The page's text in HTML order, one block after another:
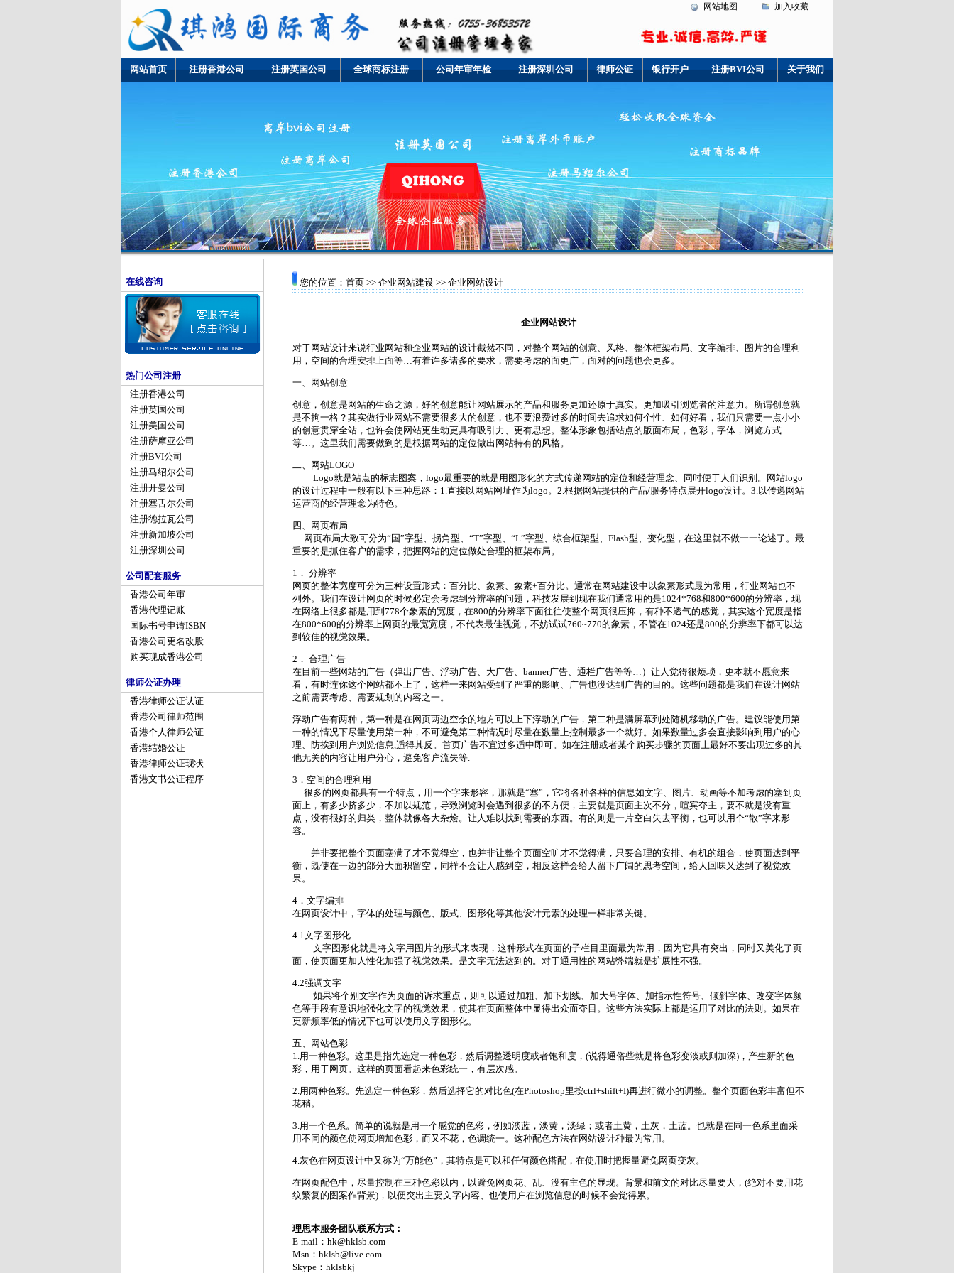
网站地图 加入收藏
网站首页 注册香港公司 注册英国公司 全球商标注册 公司年审年检 注册深圳公司 律师公证 银行开户 注册BVI公司 关于我们
在线咨询
热门公司注册
注册香港公司
注册英国公司
注册美国公司
注册萨摩亚公司
注册BVI公司
注册马绍尔公司
注册开曼公司
注册塞舌尔公司
注册德拉瓦公司
注册新加坡公司
注册深圳公司
公司配套服务
香港公司年审
香港代理记账
国际书号申请ISBN
香港公司更名改股
购买现成香港公司
律师公证办理
香港律师公证认证
香港公司律师范围
香港个人律师公证
香港结婚公证
香港律师公证现状
香港文书公证程序
您的位置： 首页 >> 企业网站建设 >> 企业网站设计
企业网站设计
对于网站设计来说行业网站和企业网站的设计截然不同，对整个网站的创意、风格、整体框架布局、文字编排、图片的合理利
用，空间的合理安排上面等…有着许多诸多的要求，需要考虑的面更广，面对的问题也会更多。
一、网站创意
创意，创意是网站的生命之源，好的创意能让网站展示的产品和服务更加还原于真实。更加吸引浏览者的注意力。所谓创意就
是不拘一格？其实做行业网站不需要很多大的创意，也不要浪费过多的时间去追求如何个性、如何好看，我们只需要一点小小
的创意贯穿全站，也许会使网站更生动更具有吸引力、更有思想。整体形象包括站点的版面布局，色彩，字体，浏览方式
等…。这里我们需要做到的是根据网站的定位做出网站特有的风格。
二、网站LOGO
Logo就是站点的标志图案，logo最重要的就是用图形化的方式传递网站的定位和经营理念、同时便于人们识别。网站logo
的设计过程中一般有以下三种思路：1.直接以网站网址作为logo。2.根据网站提供的产品/服务特点展开logo设计。3.以传递网站
运营商的经营理念为特色。
四、网页布局
网页布局大致可分为“国”字型、拐角型、“T”字型、“L”字型、综合框架型、Flash型、变化型，在这里就不做一一论述了。最
重要的是抓住客户的需求，把握网站的定位做处合理的框架布局。
1． 分辨率
网页的整体宽度可分为三种设置形式：百分比、象素、象素+百分比。通常在网站建设中以象素形式最为常用，行业网站也不
列外。我们在设计网页的时候必定会考虑到分辨率的问题，科技发展到现在我们通常用的是1024*768和800*600的分辨率，现
在网络上很多都是用到778个象素的宽度，在800的分辨率下面往往使整个网页很压抑，有种不透气的感觉，其实这个宽度是指
在800*600的分辨率上网页的最宽宽度，不代表最佳视觉，不妨试试760~770的象素，不管在1024还是800的分辨率下都可以达
到较佳的视觉效果。
2． 合理广告
在目前一些网站的广告（弹出广告、浮动广告、大广告、banner广告、通栏广告等等…）让人觉得很烦琐，更本就不愿意来
看，有时连你这个网站都不上了，这样一来网站受到了严重的影响、广告也没达到广告的目的。这些问题都是我们在设计网站
之前需要考虑、需要规划的内容之一。
浮动广告有两种，第一种是在网页两边空余的地方可以上下浮动的广告，第二种是满屏幕到处随机移动的广告。建议能使用第
一种的情况下尽量使用第一种，不可避免第二种情况时尽量在数量上控制最多一个就好。如果数量过多会直接影响到用户的心
理、防挨到用户浏览信息,适得其反。首页广告不宜过多适中即可。如在注册或者某个购买步骤的页面上最好不要出现过多的其
他无关的内容让用户分心，避免客户流失等.
3．空间的合理利用
很多的网页都具有一个特点，用一个字来形容，那就是“塞”，它将各种各样的信息如文字、图片、动画等不加考虑的塞到页
面上，有多少挤多少，不加以规范，导致浏览时会遇到很多的不方便，主要就是页面主次不分，喧宾夺主，要不就是没有重
点，没有很好的归类，整体就像各大杂烩。让人难以找到需要的东西。有的则是一片空白失去平衡，也可以用个“散”字来形
容。
并非要把整个页面塞满了才不觉得空，也并非让整个页面空旷才不觉得满，只要合理的安排、有机的组合，使页面达到平
衡，既使在一边的部分大面积留空，同样不会让人感到空，相反这样会给人留下广阔的思考空间，给人回味又达到了视觉效
果。
4．文字编排
在网页设计中，字体的处理与颜色、版式、图形化等其他设计元素的处理一样非常关键。
4.1文字图形化
文字图形化就是将文字用图片的形式来表现，这种形式在页面的子栏目里面最为常用，因为它具有突出，同时又美化了页
面，使页面更加人性化加强了视觉效果。是文字无法达到的。对于通用性的网站弊端就是扩展性不强。
4.2强调文字
如果将个别文字作为页面的诉求重点，则可以通过加粗、加下划线、加大号字体、加指示性符号、倾斜字体、改变字体颜
色等手段有意识地强化文字的视觉效果，使其在页面整体中显得出众而夺目。这些方法实际上都是运用了对比的法则。如果在
更新频率低的情况下也可以使用文字图形化。
五、网站色彩
1.用一种色彩。这里是指先选定一种色彩，然后调整透明度或者饱和度，(说得通俗些就是将色彩变淡或则加深)，产生新的色
彩，用于网页。这样的页面看起来色彩统一，有层次感。
2.用两种色彩。先选定一种色彩，然后选择它的对比色(在Photoshop里按ctrl+shift+I)再进行微小的调整。整个页面色彩丰富但不
花稍。
3.用一个色系。简单的说就是用一个感觉的色彩，例如淡蓝，淡黄，淡绿；或者土黄，土灰，土蓝。也就是在同一色系里面采
用不同的颜色使网页增加色彩，而又不花，色调统一。这种配色方法在网站设计种最为常用。
4.灰色在网页设计中又称为“万能色”，其特点是可以和任何颜色搭配，在使用时把握量避免网页变灰。
在网页配色中，尽量控制在三种色彩以内，以避免网页花、乱、没有主色的显现。背景和前文的对比尽量要大，(绝对不要用花
纹繁复的图案作背景)，以便突出主要文字内容、也使用户在浏览信息的时候不会觉得累。
理思本服务团队联系方式：
E-mail：hk@hklsb.com
Msn：hklsb@live.com
Skype：hklsbkj